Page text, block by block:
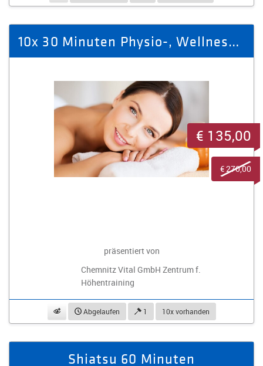
10x 30 Minuten Physio-, Wellness- oder Sport-Vital-Massage
präsentiert von
Chemnitz Vital GmbH Zentrum f.
Höhentraining
beobachtenAbgelaufen 1 10x vorhanden
€ 135,00
€ 270,00
Shiatsu 60 Minuten